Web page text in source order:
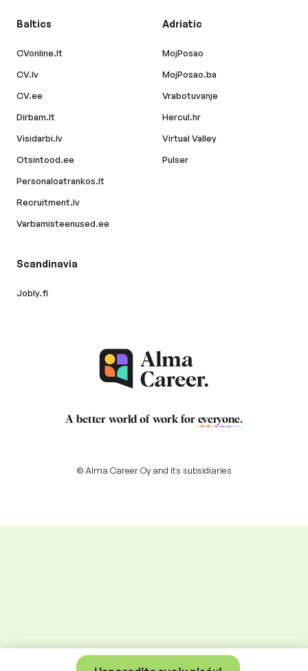
Baltics
CVonline.lt
CV.lv
CV.ee
Dirbam.lt
Visidarbi.lv
Otsintood.ee
Personaloatrankos.lt
Recruitment.lv
Varbamisteenused.ee
Adriatic
MojPosao
MojPosao.ba
Vrabotuvanje
Hercul.hr
Virtual Valley
Pulser
Scandinavia
Jobly.fi
A better world of work for everyone.
© Alma Career Oy and its subsidiaries